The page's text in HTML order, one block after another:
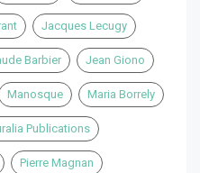
Jacques Lecugy
Barbier Jean Giono
Manosque Maria Borrely
Publications
Pierre Magnan